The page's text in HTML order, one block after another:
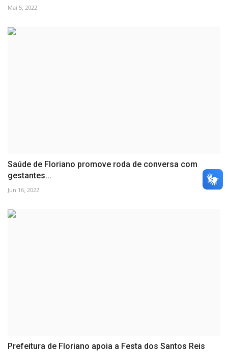
Mai 5, 2022
Saúde de Floriano promove roda de conversa com
gestantes...
Jun 16, 2022
Prefeitura de Floriano apoia a Festa dos Santos Reis